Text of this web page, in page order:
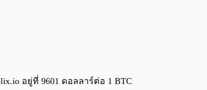
อยู่ที่ 9601 ดอลลาร์ต่อ 1 BTC